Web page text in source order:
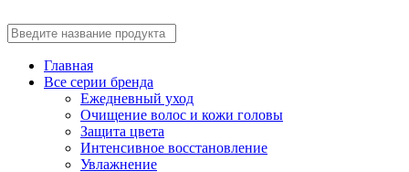
Главная
Все серии бренда
Ежедневный уход
Очищение волос и кожи головы
Защита цвета
Интенсивное восстановление
Увлажнение